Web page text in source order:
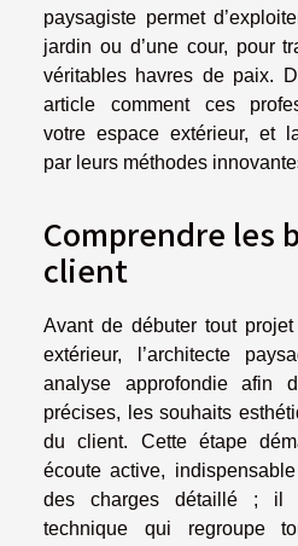
paysagiste permet
jardin ou d’une cour, pour
véritables havres de paix.
article comment ces
votre espace extérieur, et
par leurs méthodes
Comprendre les
client
Avant de débuter tout
extérieur, l’architecte
analyse approfondie afin
précises, les souhaits
du client. Cette étape
écoute active,
des charges détaillé ; il
technique qui regroupe